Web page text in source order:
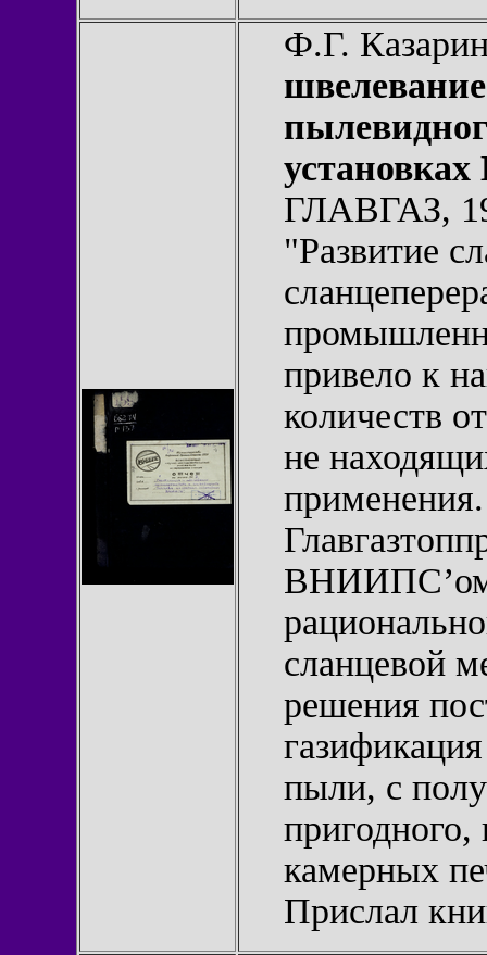
Ф.Г.
ГЛАВГАЗ,
"Развитие
привело к
количеств
не
ВНИИПС’ом
сланцевой
решения
пыли, с
пригодного,
камерных
Прислал